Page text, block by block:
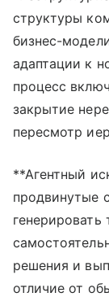
структуры
бизнес-
адаптации к
процесс
закрытие
пересмотр
**Агентный
продвинутые
генерировать
решения и
отличие от